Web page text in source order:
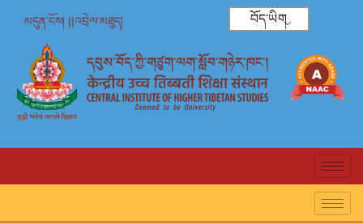
མདུན་ངོས། ||འབྲེལ་མཐུད། བོད་ཡིག